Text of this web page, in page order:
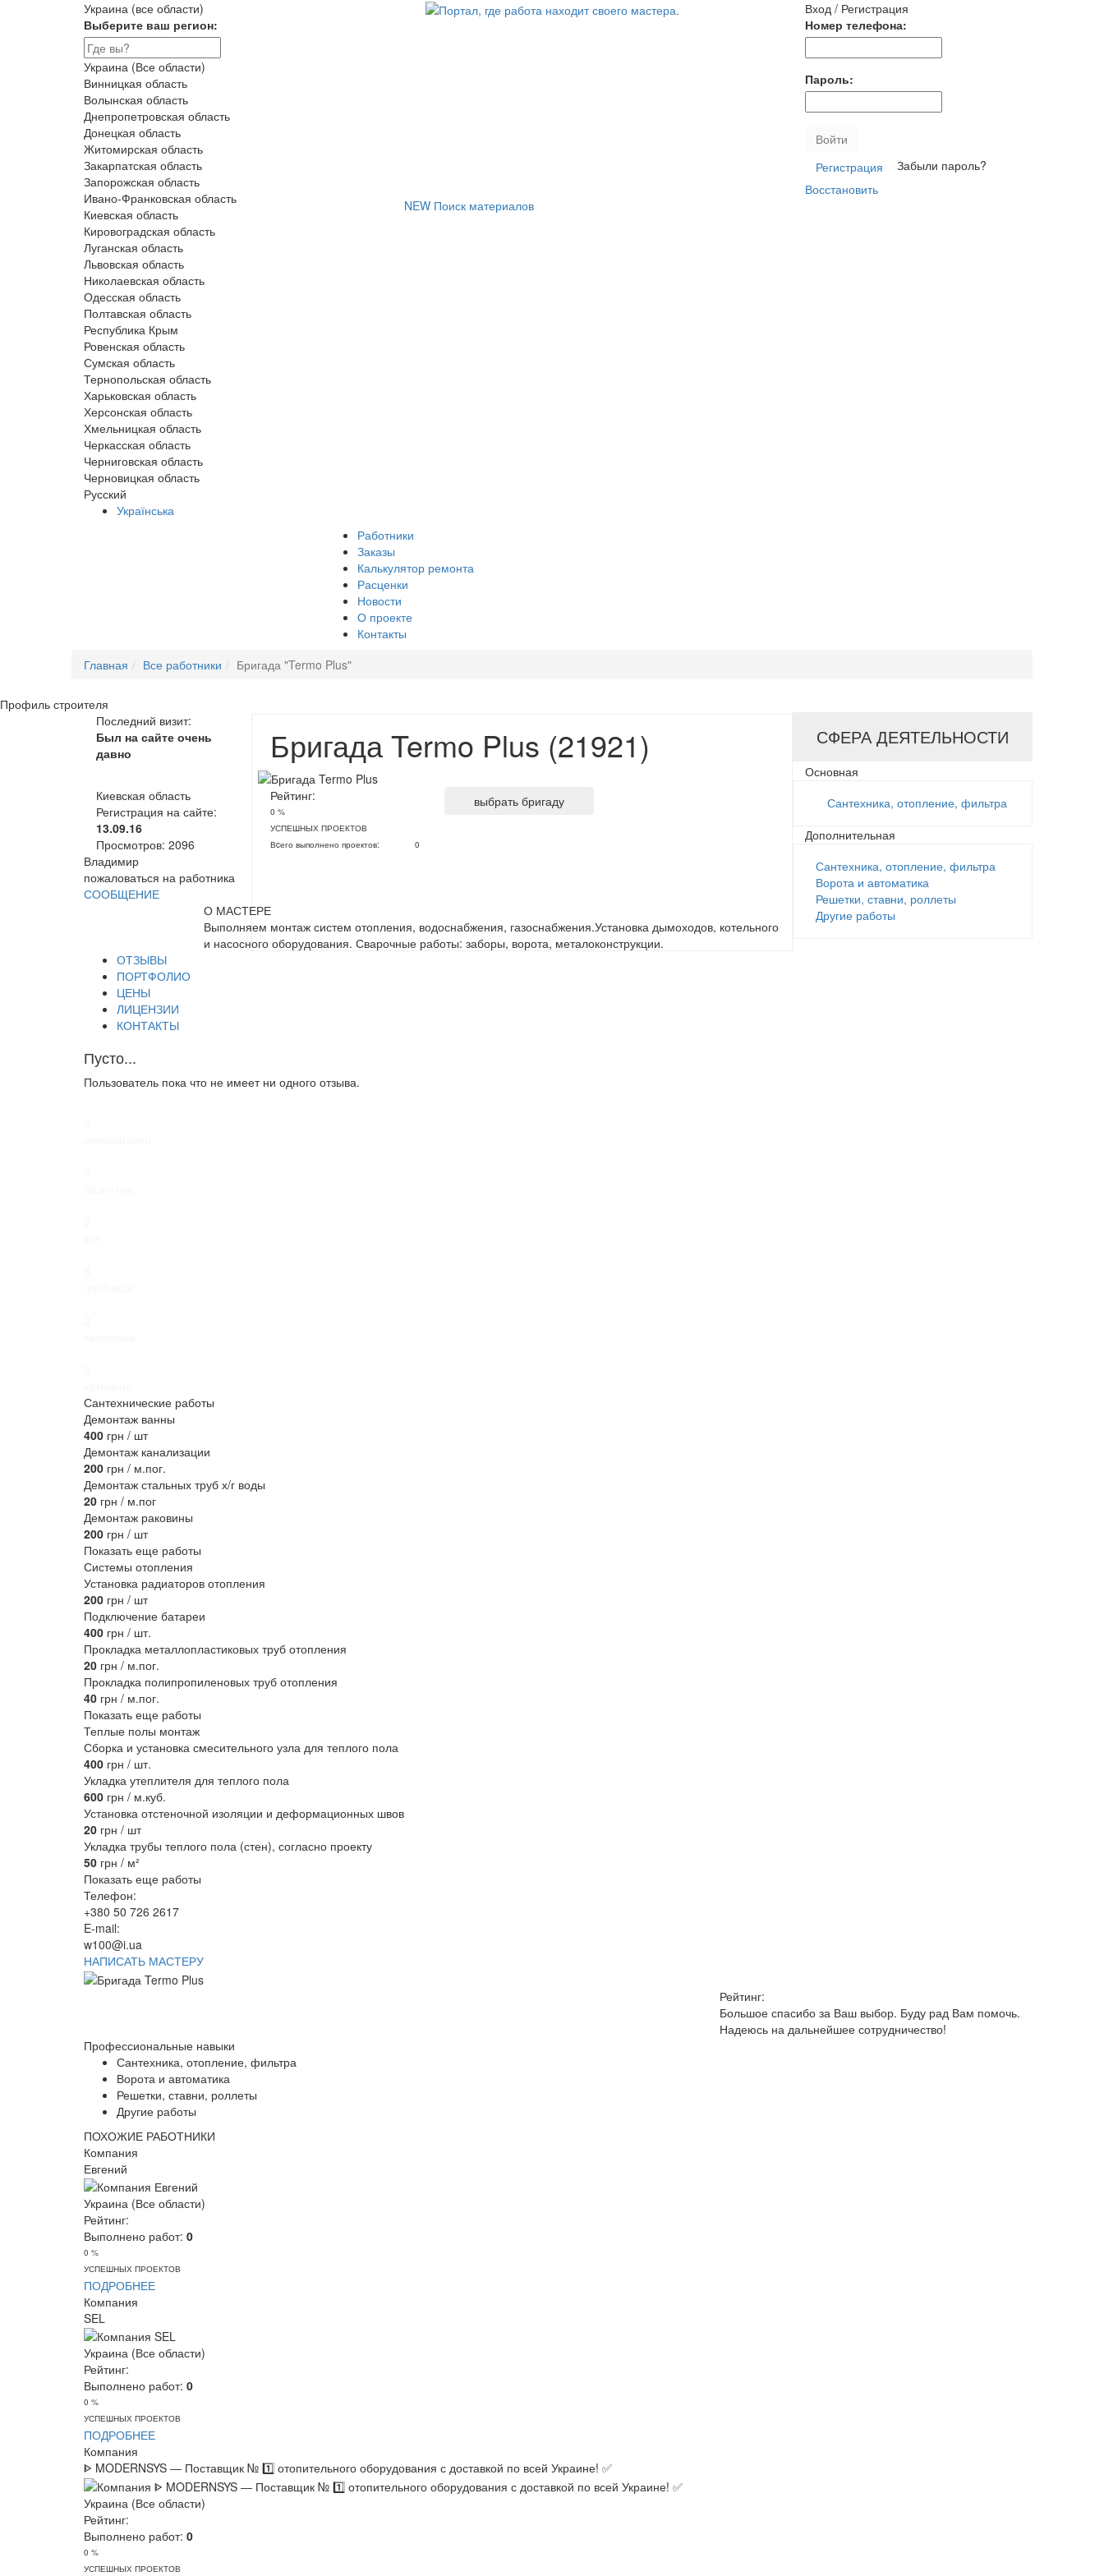
Украина (все области)
Выберите ваш регион:
Украина (Все области)
Винницкая область
Волынская область
Днепропетровская область
Донецкая область
Житомирская область
Закарпатская область
Запорожская область
Ивано-Франковская область
Киевская область
Кировоградская область
Луганская область
Львовская область
Николаевская область
Одесская область
Полтавская область
Республика Крым
Ровенская область
Сумская область
Тернопольская область
Харьковская область
Херсонская область
Хмельницкая область
Черкасская область
Черниговская область
Черновицкая область
Русский
Українська
Вход / Регистрация
Номер телефона:
Пароль:
Войти
Регистрация
Забыли пароль?
Восстановить
NEW Поиск материалов
Работники
Заказы
Калькулятор ремонта
Расценки
Новости
О проекте
Контакты
Главная
Все работники Бригада "Termo Plus"
Профиль строителя
Последний визит:
Был на сайте очень
давно
Бригада Termo Plus (21921)
Киевская область
Регистрация на сайте:
13.09.16
Просмотров: 2096
Рейтинг:
0 %
УСПЕШНЫХ ПРОЕКТОВ
Вcего выполнено проектов:
0
выбрать бригаду
Владимир
пожаловаться на работника
СООБЩЕНИЕ
О МАСТЕРЕ
Выполняем монтаж систем отопления, водоснабжения, газоснабжения.Установка дымоходов, котельного
и насосного оборудования. Сварочные работы: заборы, ворота, металоконструкции.
СФЕРА ДЕЯТЕЛЬНОСТИ
Основная
Сантехника, отопление, фильтра
Дополнительная
Сантехника, отопление, фильтра
Ворота и автоматика
Решетки, ставни, роллеты
Другие работы
ОТЗЫВЫ
ПОРТФОЛИО
ЦЕНЫ
ЛИЦЕНЗИИ
КОНТАКТЫ
Пусто...
Пользователь пока что не имеет ни одного отзыва.
Сантехнические работы
Демонтаж ванны
400 грн / шт
Демонтаж канализации
200 грн / м.пог.
Демонтаж стальных труб х/г воды
20 грн / м.пог
Демонтаж раковины
200 грн / шт
Показать еще работы
Системы отопления
Установка радиаторов отопления
200 грн / шт
Подключение батареи
400 грн / шт.
Прокладка металлопластиковых труб отопления
20 грн / м.пог.
Прокладка полипропиленовых труб отопления
40 грн / м.пог.
Показать еще работы
Теплые полы монтаж
Сборка и установка смесительного узла для теплого пола
400 грн / шт.
Укладка утеплителя для теплого пола
600 грн / м.куб.
Установка отстеночной изоляции и деформационных швов
20 грн / шт
Укладка трубы теплого пола (стен), согласно проекту
50 грн / м²
Показать еще работы
Телефон:
+380 50 726 2617
E-mail:
w100@i.ua
НАПИСАТЬ МАСТЕРУ
Рейтинг:
Большое спасибо за Ваш выбор. Буду рад Вам помочь.
Надеюсь на дальнейшее сотрудничество!
Профессиональные навыки
Сантехника, отопление, фильтра
Ворота и автоматика
Решетки, ставни, роллеты
Другие работы
ПОХОЖИЕ РАБОТНИКИ
Компания
Евгений
Украина (Все области)
Рейтинг:
Выполнено работ: 0
0 %
УСПЕШНЫХ ПРОЕКТОВ
ПОДРОБНЕЕ
Компания
SEL
Украина (Все области)
Рейтинг:
Выполнено работ: 0
0 %
УСПЕШНЫХ ПРОЕКТОВ
ПОДРОБНЕЕ
Компания
ᐈ MODERNSYS ― Поставщик № 1️⃣ отопительного оборудования с доставкой по всей Украине! ✅
Украина (Все области)
Рейтинг:
Выполнено работ: 0
0 %
УСПЕШНЫХ ПРОЕКТОВ